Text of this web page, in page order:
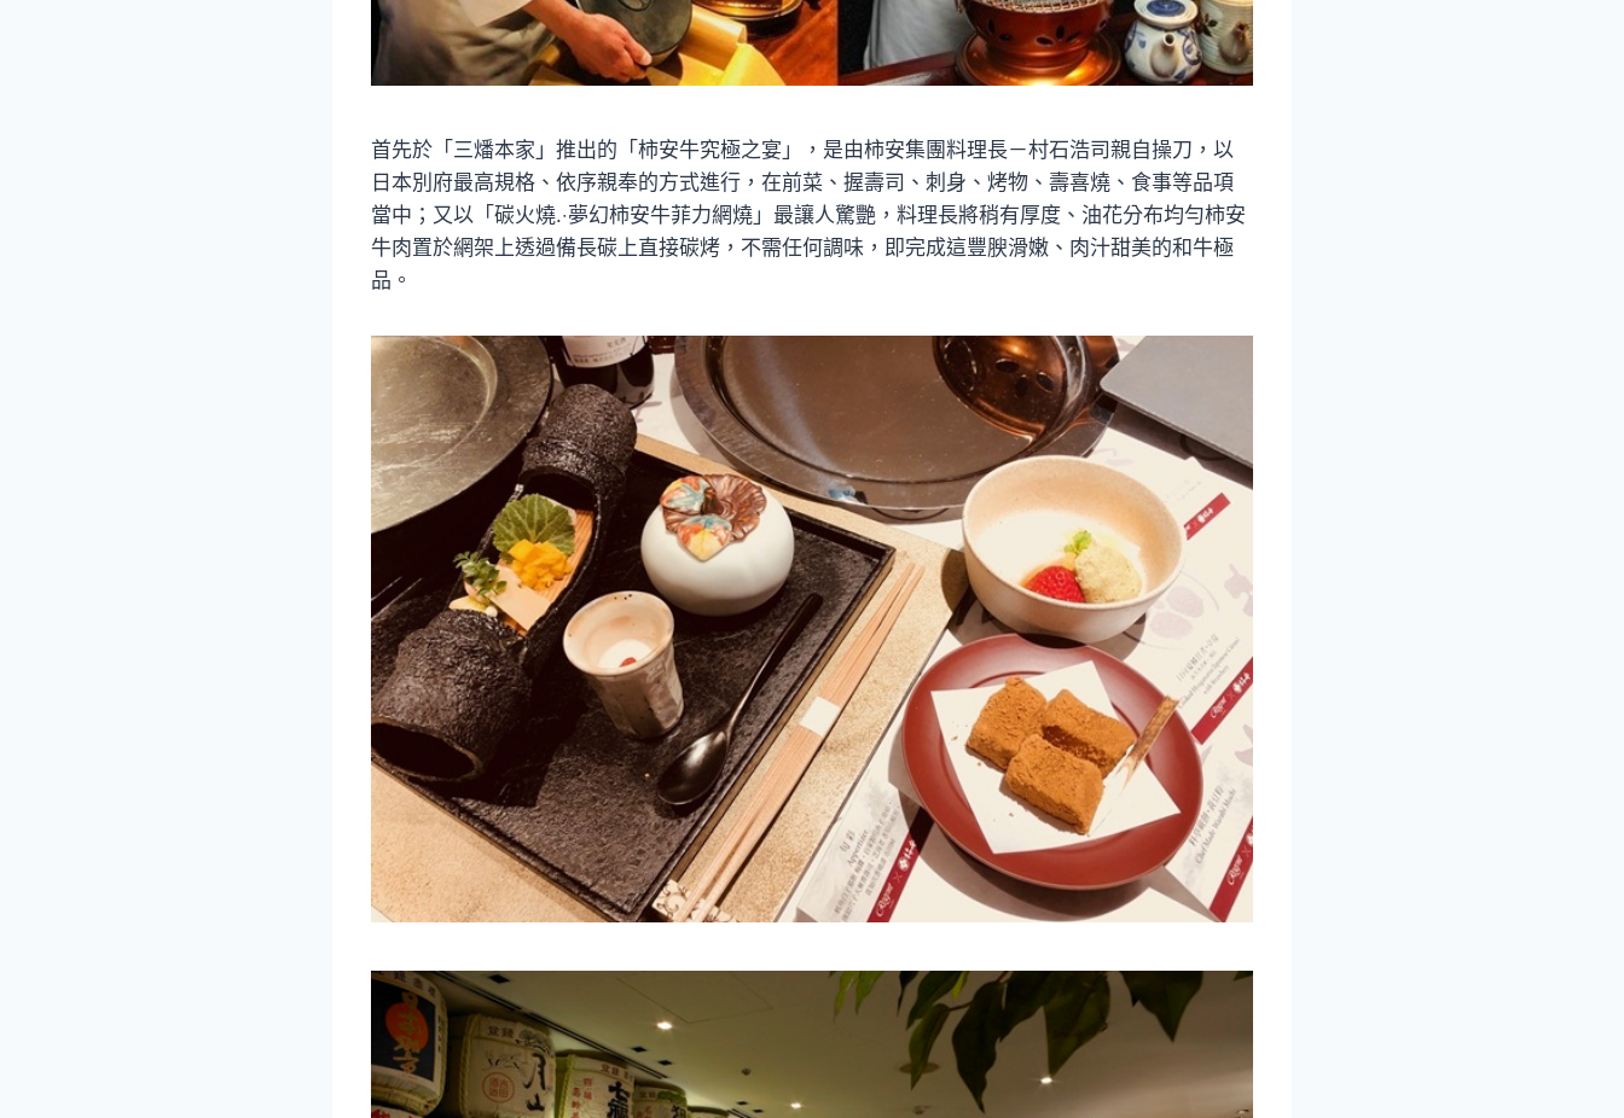
首先於「三燔本家」推出的「柿安牛究極之宴」，是由柿安集團料理長－村石浩司親自操刀，以
日本別府最高規格、依序親奉的方式進行，在前菜、握壽司、刺身、烤物、壽喜燒、食事等品項
當中；又以「碳火燒.‧夢幻柿安牛菲力網燒」最讓人驚艷，料理長將稍有厚度、油花分布均勻柿安
牛肉置於網架上透過備長碳上直接碳烤，不需任何調味，即完成這豐腴滑嫩、肉汁甜美的和牛極
品。